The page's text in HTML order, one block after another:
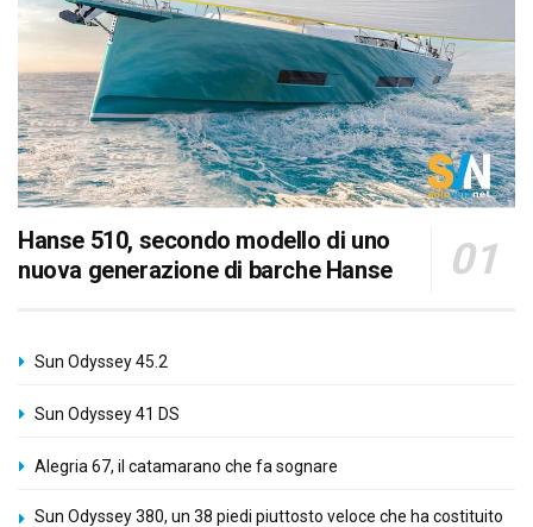
Hanse 510, secondo modello di uno
nuova generazione di barche Hanse
Sun Odyssey 45.2
Sun Odyssey 41 DS
Alegria 67, il catamarano che fa sognare
Sun Odyssey 380, un 38 piedi piuttosto veloce che ha costituito